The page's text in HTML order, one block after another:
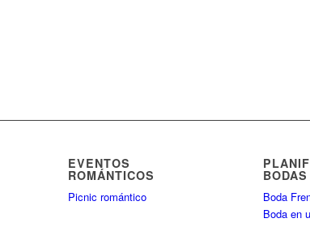
EVENTOS
ROMÁNTICOS
Picnic romántico
BODAS
Boda
Boda en